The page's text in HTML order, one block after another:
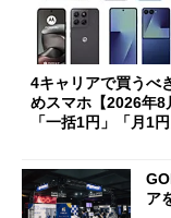
4キャリアで買うべ
めスマホ【2026年8
「一括1円」「月1
ア